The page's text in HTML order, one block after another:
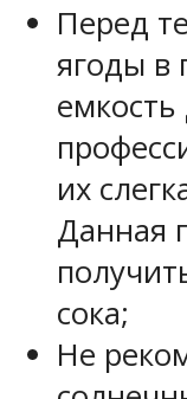
Перед
ягоды в
их
Данная
сока;
Не